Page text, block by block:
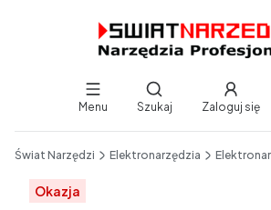
Menu
Otwórz
Szukaj Zaloguj się
Świat Narzędzi Elektronarzędzia
Etykiety
Okazja